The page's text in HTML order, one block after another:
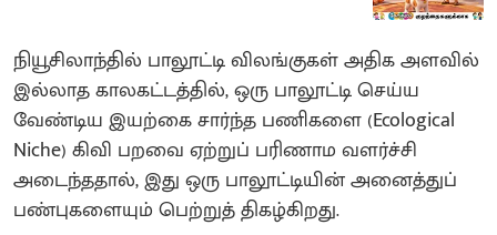
நியூசிலாந்தில் பாலூட்டி விலங்குகள் அதிக அளவில்
இல்லாத காலகட்டத்தில், ஒரு பாலூட்டி செய்ய
வேண்டிய இயற்கை சார்ந்த பணிகளை (Ecological
Niche) கிவி பறவை ஏற்றுப் பரிணாம வளர்ச்சி
அடைந்ததால், இது ஒரு பாலூட்டியின் அனைத்துப்
பண்புகளையும் பெற்றுத் திகழ்கிறது.